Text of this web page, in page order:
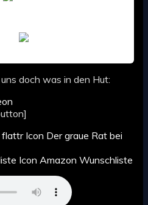
doch was in den Hut:
Der graue Rat bei
Amazon Wunschliste